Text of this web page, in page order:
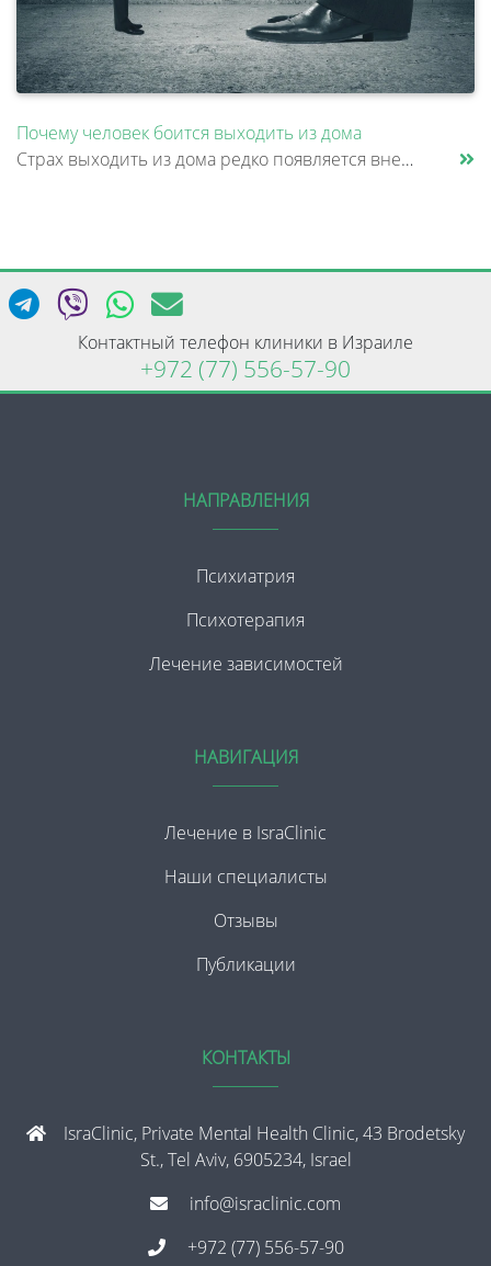
Почему человек боится выходить из дома
Страх выходить из дома редко появляется внезапно. Обычно все начинается с конкретной ситуации: человеку стало плохо в ме......
Контактный телефон клиники в Израиле
+972 (77) 556-57-90
НАПРАВЛЕНИЯ
Психиатрия
Психотерапия
Лечение зависимостей
НАВИГАЦИЯ
Лечение в IsraClinic
Наши специалисты
Отзывы
Публикации
КОНТАКТЫ
IsraClinic, Private Mental Health Clinic, 43 Brodetsky
St., Tel Aviv, 6905234, Israel
info@israclinic.com
+972 (77) 556-57-90